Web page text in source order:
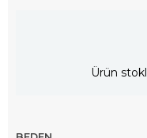
Ürün